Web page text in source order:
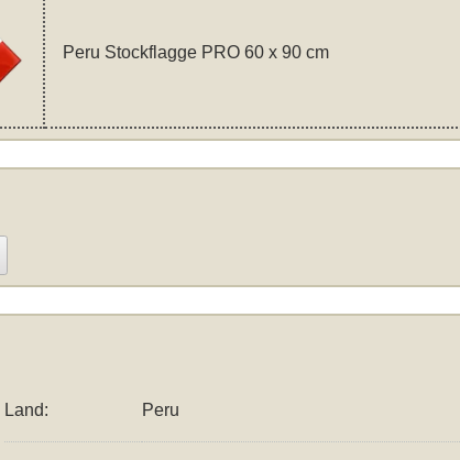
Peru Stockflagge PRO 60 x 90 cm
Land: Peru